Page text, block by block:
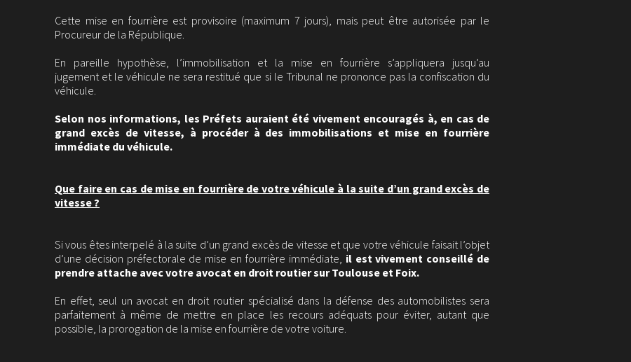
Cette mise en fourrière est provisoire (maximum 7 jours), mais peut être autorisée par le
Procureur de la République.
En pareille hypothèse, l’immobilisation et la mise en fourrière s’appliquera jusqu’au
jugement et le véhicule ne sera restitué que si le Tribunal ne prononce pas la confiscation du
véhicule.
Selon nos informations, les Préfets auraient été vivement encouragés à, en cas de
grand excès de vitesse, à procéder à des immobilisations et mise en fourrière
immédiate du véhicule.
Que faire en cas de mise en fourrière de votre véhicule à la suite d’un grand excès de
vitesse ?
Si vous êtes interpelé à la suite d’un grand excès de vitesse et que votre véhicule faisait l’objet
d’une décision préfectorale de mise en fourrière immédiate, il est vivement conseillé de
prendre attache avec votre avocat en droit routier sur Toulouse et Foix.
En effet, seul un avocat en droit routier spécialisé dans la défense des automobilistes sera
parfaitement à même de mettre en place les recours adéquats pour éviter, autant que
possible, la prorogation de la mise en fourrière de votre voiture.